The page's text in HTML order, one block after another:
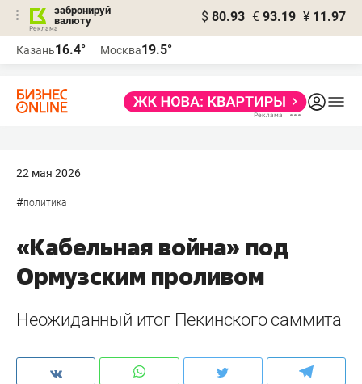
забронируй
валюту
$ 80.93 € 93.19 ¥ 11.97
Казань16.4° Москва19.5°
22 мая 2026
#политика
«Кабельная война» под
Ормузским проливом
Неожиданный итог Пекинского саммита